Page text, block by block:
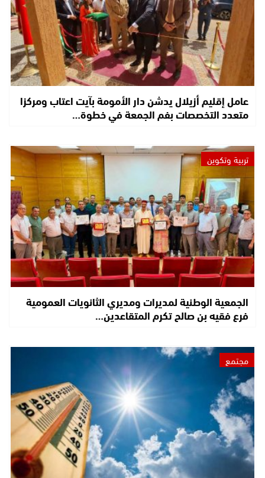
عامل إقليم أزيلال يدشن دار الأمومة بآيت اعتاب ومركزا
متعدد التخصصات بفم الجمعة في خطوة…
تربية وتكوين
الجمعية الوطنية لمديرات ومديري الثانويات العمومية
فرع فقيه بن صالح تكرم المتقاعدين…
مجتمع